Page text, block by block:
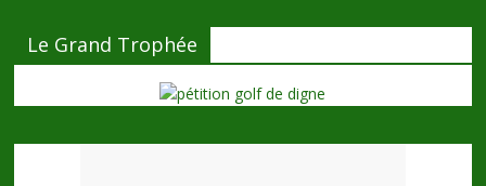
Le Grand Trophée